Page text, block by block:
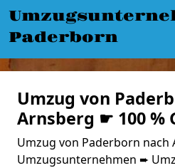
Paderborn
Umzug von
Arnsberg ☛ 100 %
Umzug von Paderborn nach
Umzugsunternehmen ➨